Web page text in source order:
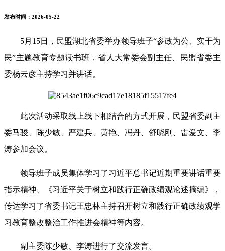
发布时间：2026-05-22
5月15日，民盟湖北省委举办领导班子“参政为公、实干为
民”主题教育专题读书班，省人大常委会副主任、民盟省委主
委杨云彦主持学习并讲话。
此次活动采取线上线下相结合的方式开展，民盟省委副主
委马骏、陈少敏、严建兵、黄艳、冯丹、舒晓刚、雷爱文、李
涛参加会议。
领导班子成员集体学习了习近平总书记近期重要讲话重要
指示精神、《习近平关于树立和践行正确政绩观论述摘编》，
传达学习了省委书记王忠林主持召开树立和践行正确政绩观学
习教育整改整治工作推进会精神等内容。
副主委陈少敏、李涛进行了交流发言。